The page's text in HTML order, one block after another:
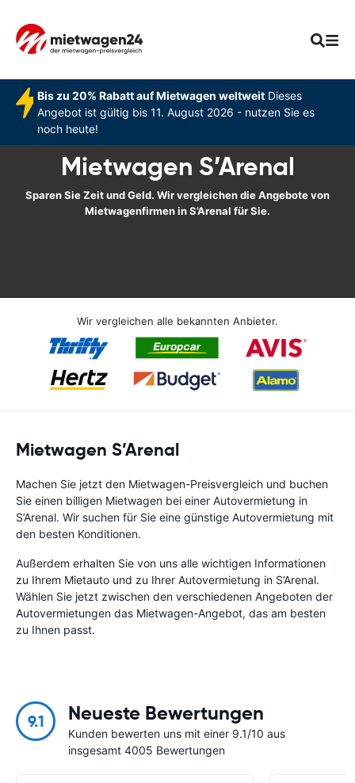
Bis zu 20% Rabatt auf Mietwagen weltweitDieses
Angebot ist gültig bis 11. August 2026 - nutzen Sie es
noch heute!
Mietwagen S’Arenal
Sparen Sie Zeit und Geld. Wir vergleichen die Angebote von
Mietwagenfirmen in S’Arenal für Sie.
Wir vergleichen alle bekannten Anbieter.
Mietwagen S’Arenal
Machen Sie jetzt den Mietwagen-Preisvergleich und buchen
Sie einen billigen Mietwagen bei einer Autovermietung in
S’Arenal. Wir suchen für Sie eine günstige Autovermietung mit
den besten Konditionen.
Außerdem erhalten Sie von uns alle wichtigen Informationen
zu Ihrem Mietauto und zu Ihrer Autovermietung in S’Arenal.
Wählen Sie jetzt zwischen den verschiedenen Angeboten der
Autovermietungen das Mietwagen-Angebot, das am besten
zu Ihnen passt.
9.1 Neueste Bewertungen
Kunden bewerten uns mit einer 9.1/10 aus
insgesamt 4005 Bewertungen